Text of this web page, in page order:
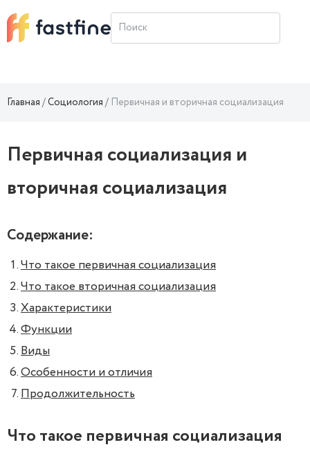
Главная Социология Первичная и вторичная социализация
Первичная социализация и
вторичная социализация
Содержание:
Что такое первичная социализация
Что такое вторичная социализация
Характеристики
Функции
Виды
Особенности и отличия
Продолжительность
Что такое первичная социализация